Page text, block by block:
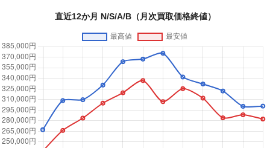
直近12か月 N/S/A/B（月次買取価格終値）